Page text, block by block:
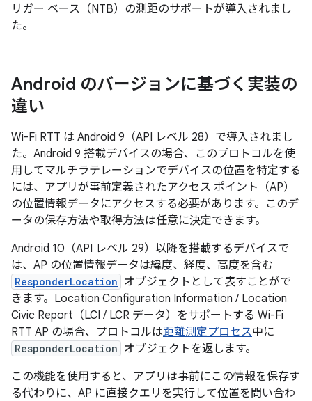
リガー ベース（NTB）の測距のサポートが導入されまし
た。
Android のバージョンに基づく実装の
違い
Wi-Fi RTT は Android 9（API レベル 28）で導入されまし
た。Android 9 搭載デバイスの場合、このプロトコルを使
用してマルチラテレーションでデバイスの位置を特定する
には、アプリが事前定義されたアクセス ポイント（AP）
の位置情報データにアクセスする必要があります。このデ
ータの保存方法や取得方法は任意に決定できます。
Android 10（API レベル 29）以降を搭載するデバイスで
は、AP の位置情報データは緯度、経度、高度を含む
ResponderLocation オブジェクトとして表すことがで
きます。Location Configuration Information / Location
Civic Report（LCI / LCR データ）をサポートする Wi-Fi
RTT AP の場合、プロトコルは距離測定プロセス中に
ResponderLocation オブジェクトを返します。
この機能を使用すると、アプリは事前にこの情報を保存す
る代わりに、AP に直接クエリを実行して位置を問い合わ